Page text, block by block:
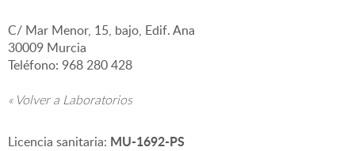
C/ Mar Menor, 15, bajo, Edif. Ana
30009 Murcia
Teléfono: 968 280 428
« Volver a Laboratorios
Licencia sanitaria: MU-1692-PS